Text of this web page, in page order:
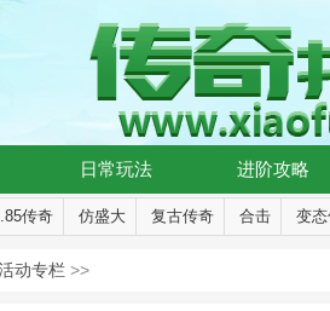
日常玩法 进阶攻略
传奇 仿盛大 复古传奇 合击 变
动专栏 >>